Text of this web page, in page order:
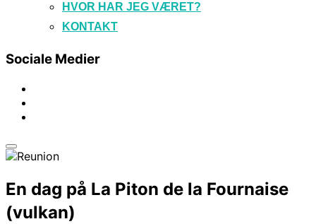
HVOR HAR JEG VÆRET?
KONTAKT
Sociale Medier
Slå
navigation
sidekolonne
til/fra
En dag på La Piton de la Fournaise
(vulkan)